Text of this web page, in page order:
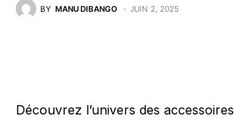
BY MANU DIBANGO JUIN 2, 2025
Découvrez l’univers des accessoires